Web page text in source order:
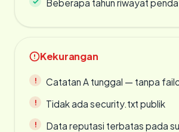
Beberapa tahun riwayat
Kekurangan
Catatan A tunggal — tanpa
Tidak ada security.txt publik
Data reputasi terbatas pada